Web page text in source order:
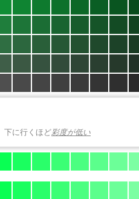
、下に行くほど彩度が低い